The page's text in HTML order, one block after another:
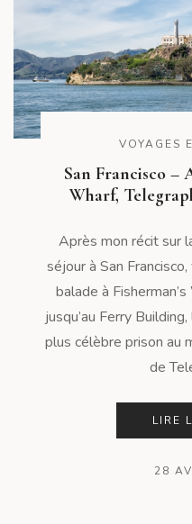
VOYAGES
San Francisco –
Wharf,
Après mon récit sur
séjour à San
balade à
jusqu’au Ferry
plus célèbre prison au
de
LIRE
28